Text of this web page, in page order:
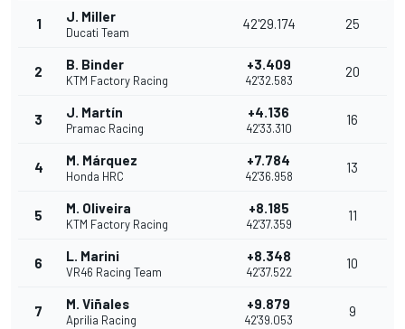
1 J. Miller
Ducati Team
42'29.174 25
2 B. Binder
KTM Factory Racing
+3.409
42'32.583
20
3 J. Martín
Pramac Racing
+4.136
42'33.310
16
4 M. Márquez
Honda HRC
+7.784
42'36.958
13
5 M. Oliveira
KTM Factory Racing
+8.185
42'37.359
11
6 L. Marini
VR46 Racing Team
+8.348
42'37.522
10
7 M. Viñales
Aprilia Racing
+9.879
42'39.053
9